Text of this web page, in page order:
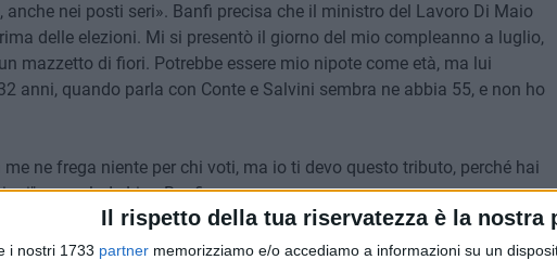
Il rispetto della tua riservatezza è la nostra
i nostri 1733 partner memorizziamo e/o accediamo a informazioni su un
anche nei posti seri». Banfi precisa che il ministro del Lavoro Di Maio
delle elezioni. Mi si presentò il giorno del mio compleanno a luglio,
mazzetto di fiori. Potrebbe essere mio nipote come età, ma lui
anni, quando parla con Conte e Salvini sembra ne abbia 55, e non ho
ne frega niente per chi voti, ma io ti devo questo tributo, perché hai
conclude Lino Banfi.